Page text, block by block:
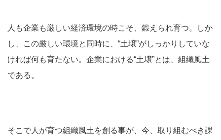
人も企業も厳しい経済環境の時こそ、鍛えられ育つ。しか
し、この厳しい環境と同時に、“土壌”がしっかりしていな
ければ何も育たない。企業における“土壌”とは、組織風土
である。
そこで人が育つ組織風土を創る事が、今、取り組むべき課